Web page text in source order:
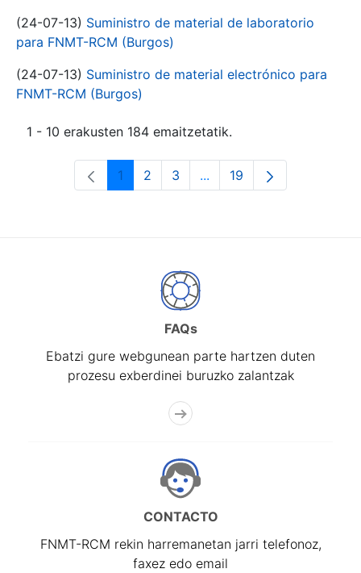
(24-07-13) Suministro de material de laboratorio
para FNMT-RCM (Burgos)
(24-07-13) Suministro de material electrónico para
FNMT-RCM (Burgos)
1 - 10 erakusten 184 emaitzetatik.
Orrialdea
1 Orrialdea
2 Orrialdea
3 ...Intermediate Pages Use
Orrialdea
19
FAQs
Ebatzi gure webgunean parte hartzen duten
prozesu exberdinei buruzko zalantzak
CONTACTO
FNMT-RCM rekin harremanetan jarri telefonoz,
faxez edo email